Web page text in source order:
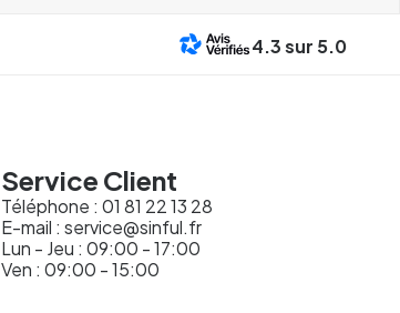
4.3sur 5.0
Service Client
Téléphone : 01 81 22 13 28
E-mail : service@sinful.fr
Lun - Jeu : 09:00 - 17:00
Ven : 09:00 - 15:00